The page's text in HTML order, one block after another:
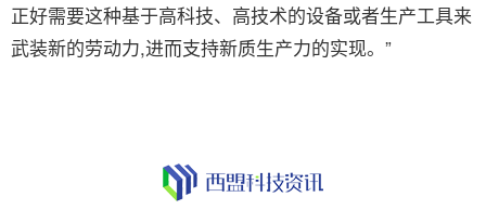
正好需要这种基于高科技、高技术的设备或者生产工具来
武装新的劳动力,进而支持新质生产力的实现。”